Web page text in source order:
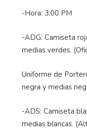
-Hora: 3:00 PM
-ADG: Camiseta
medias verdes.
Uniforme de
negra y medias
-ADS: Camiseta
medias blancas.